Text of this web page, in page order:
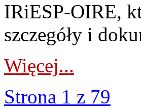
IRiESP‑OIRE,
szczegóły i
Więcej...
Strona 1 z 79